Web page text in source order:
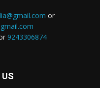
or
9243306874
US